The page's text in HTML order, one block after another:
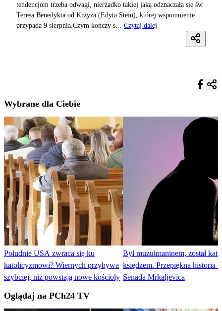
tendencjom trzeba odwagi, nierzadko takiej jaką odznaczała się św.
Teresa Benedykta od Krzyża (Edyta Stein), której wspomnienie
przypada 9 sierpnia.Czym kończy s...
Czytaj dalej
Wybrane dla Ciebie
Południe USA zwraca się ku
katolicyzmowi? Wiernych przybywa
szybciej, niż powstają nowe kościoły
Był muzułmaninem, został
księdzem. Przepiękna historia
Senada Mrkaljevica
Oglądaj na PCh24 TV